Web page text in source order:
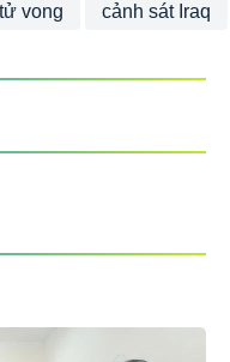
tử vong cảnh sát Iraq